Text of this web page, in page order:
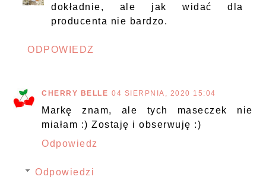
dokładnie, ale jak widać dla
producenta nie bardzo.
ODPOWIEDZ
CHERRY BELLE 04 SIERPNIA, 2020 15:04
Markę znam, ale tych maseczek nie
miałam :) Zostaję i obserwuję :)
Odpowiedz
Odpowiedzi